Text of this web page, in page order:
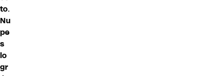
to.
Nu
pe
s
lo
gr